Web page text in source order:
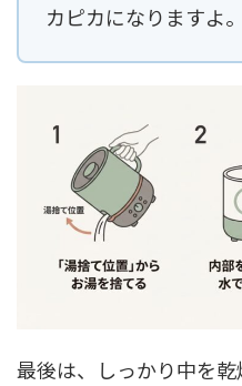
カピカになりますよ。
最後は、しっかり中を